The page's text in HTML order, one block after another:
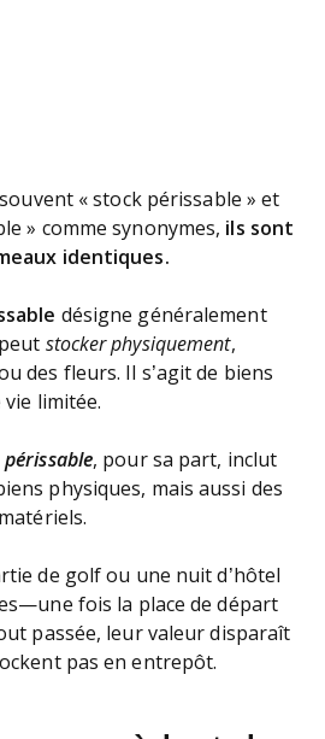
« stock périssable » et
» comme synonymes, ils sont
identiques.
désigne généralement
stocker physiquement,
des fleurs. Il s’agit de biens
limitée.
périssable, pour sa part, inclut
physiques, mais aussi des
de golf ou une nuit d’hôtel
fois la place de départ
passée, leur valeur disparaît
pas en entrepôt.